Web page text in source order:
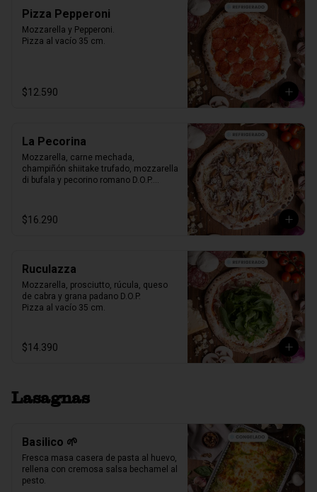
Pizza Pepperoni
Mozzarella y Pepperoni.
Pizza al vacío 35 cm.
$12.590
La Pecorina
Mozzarella, carne mechada,
champiñón shiitake trufado, mozzarella
di bufala y pecorino romano D.O.P.
$16.290
Ruculazza
Mozzarella, prosciutto, rúcula, queso
de cabra y grana padano D.O.P.
Pizza al vacío 35 cm.
$14.390
Lasagnas
Basilico 🌱
Fresca masa casera de pasta al huevo,
rellena con cremosa salsa bechamel al
pesto.